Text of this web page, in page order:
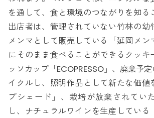
を通して、食と環境のつながりを知る
出店者は、管理されていない竹林の幼
メンマとして販売している「延岡メン
にそのまま食べることができるクッキ
ッソカップ「ECOPRESSO」、廃棄予
イクルし、照明作品として新たな価値
プシェード」、栽培が放棄されてい
し、ナチュラルワインを生産してい